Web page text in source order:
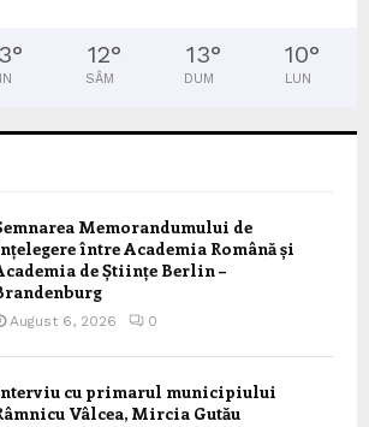
° 12°
SÂM
13°
DUM
10°
LUN
Memorandumului de
între Academia Română și
de Științe Berlin –
August 6, 2026 0
cu primarul municipiului
Vâlcea, Mircia Gutău